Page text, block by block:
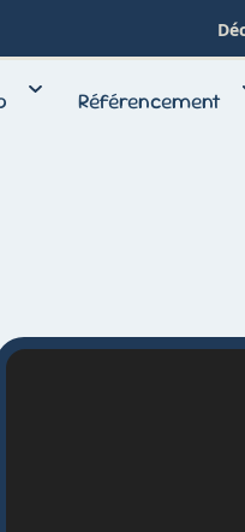
Référencement